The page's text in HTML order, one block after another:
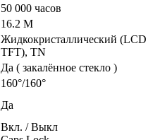
50 000 часов
16.2 M
Жидкокристаллический (LCD
TFT), TN
Да ( закалённое стекло )
160°/160°
Да
Вкл. / Выкл